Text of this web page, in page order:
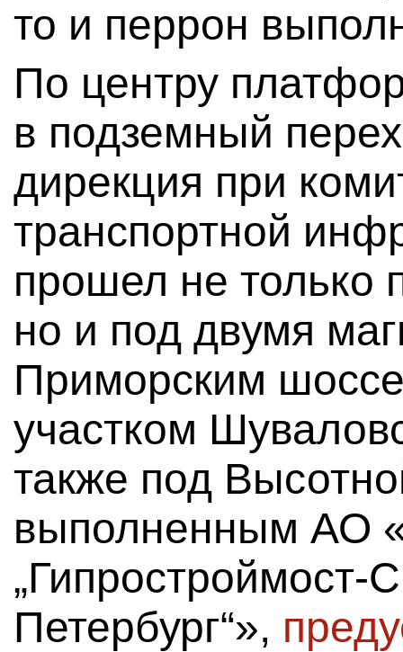
то и перрон
По центру
в подземный
дирекция при
транспортной
прошел не только
но и под двумя
Приморским
участком
также под
выполненным АО
„Гипростроймост-
Петербург“»,